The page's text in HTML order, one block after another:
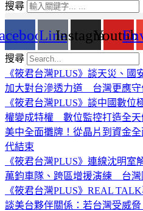
搜尋
LineInstagram
搜尋
《筱君台灣PLUS》談天災、
加大對台滲透力道 台灣更應守
《筱君台灣PLUS》談中國數
權變成特權 數位監控打造全天
美中全面攤牌！從晶片到資金
代結束
《筱君台灣PLUS》連線沈明
萬鈞車隊、跨區增援演練 台灣
《筱君台灣PLUS》REAL
談美台夥伴關係：若台灣受威